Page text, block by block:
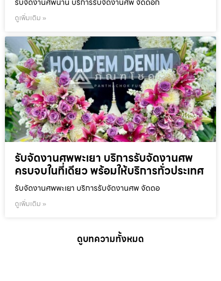
ดูเพิ่มเติม »
รับจัดงานศพพะเยา บริการรับจัดงานศพ
ครบจบในที่เดียว พร้อมให้บริการทั่วประเทศ
รับจัดงานศพพะเยา บริการรับจัดงานศพ จัดดอ
ดูเพิ่มเติม »
ดูบทความทั้งหมด